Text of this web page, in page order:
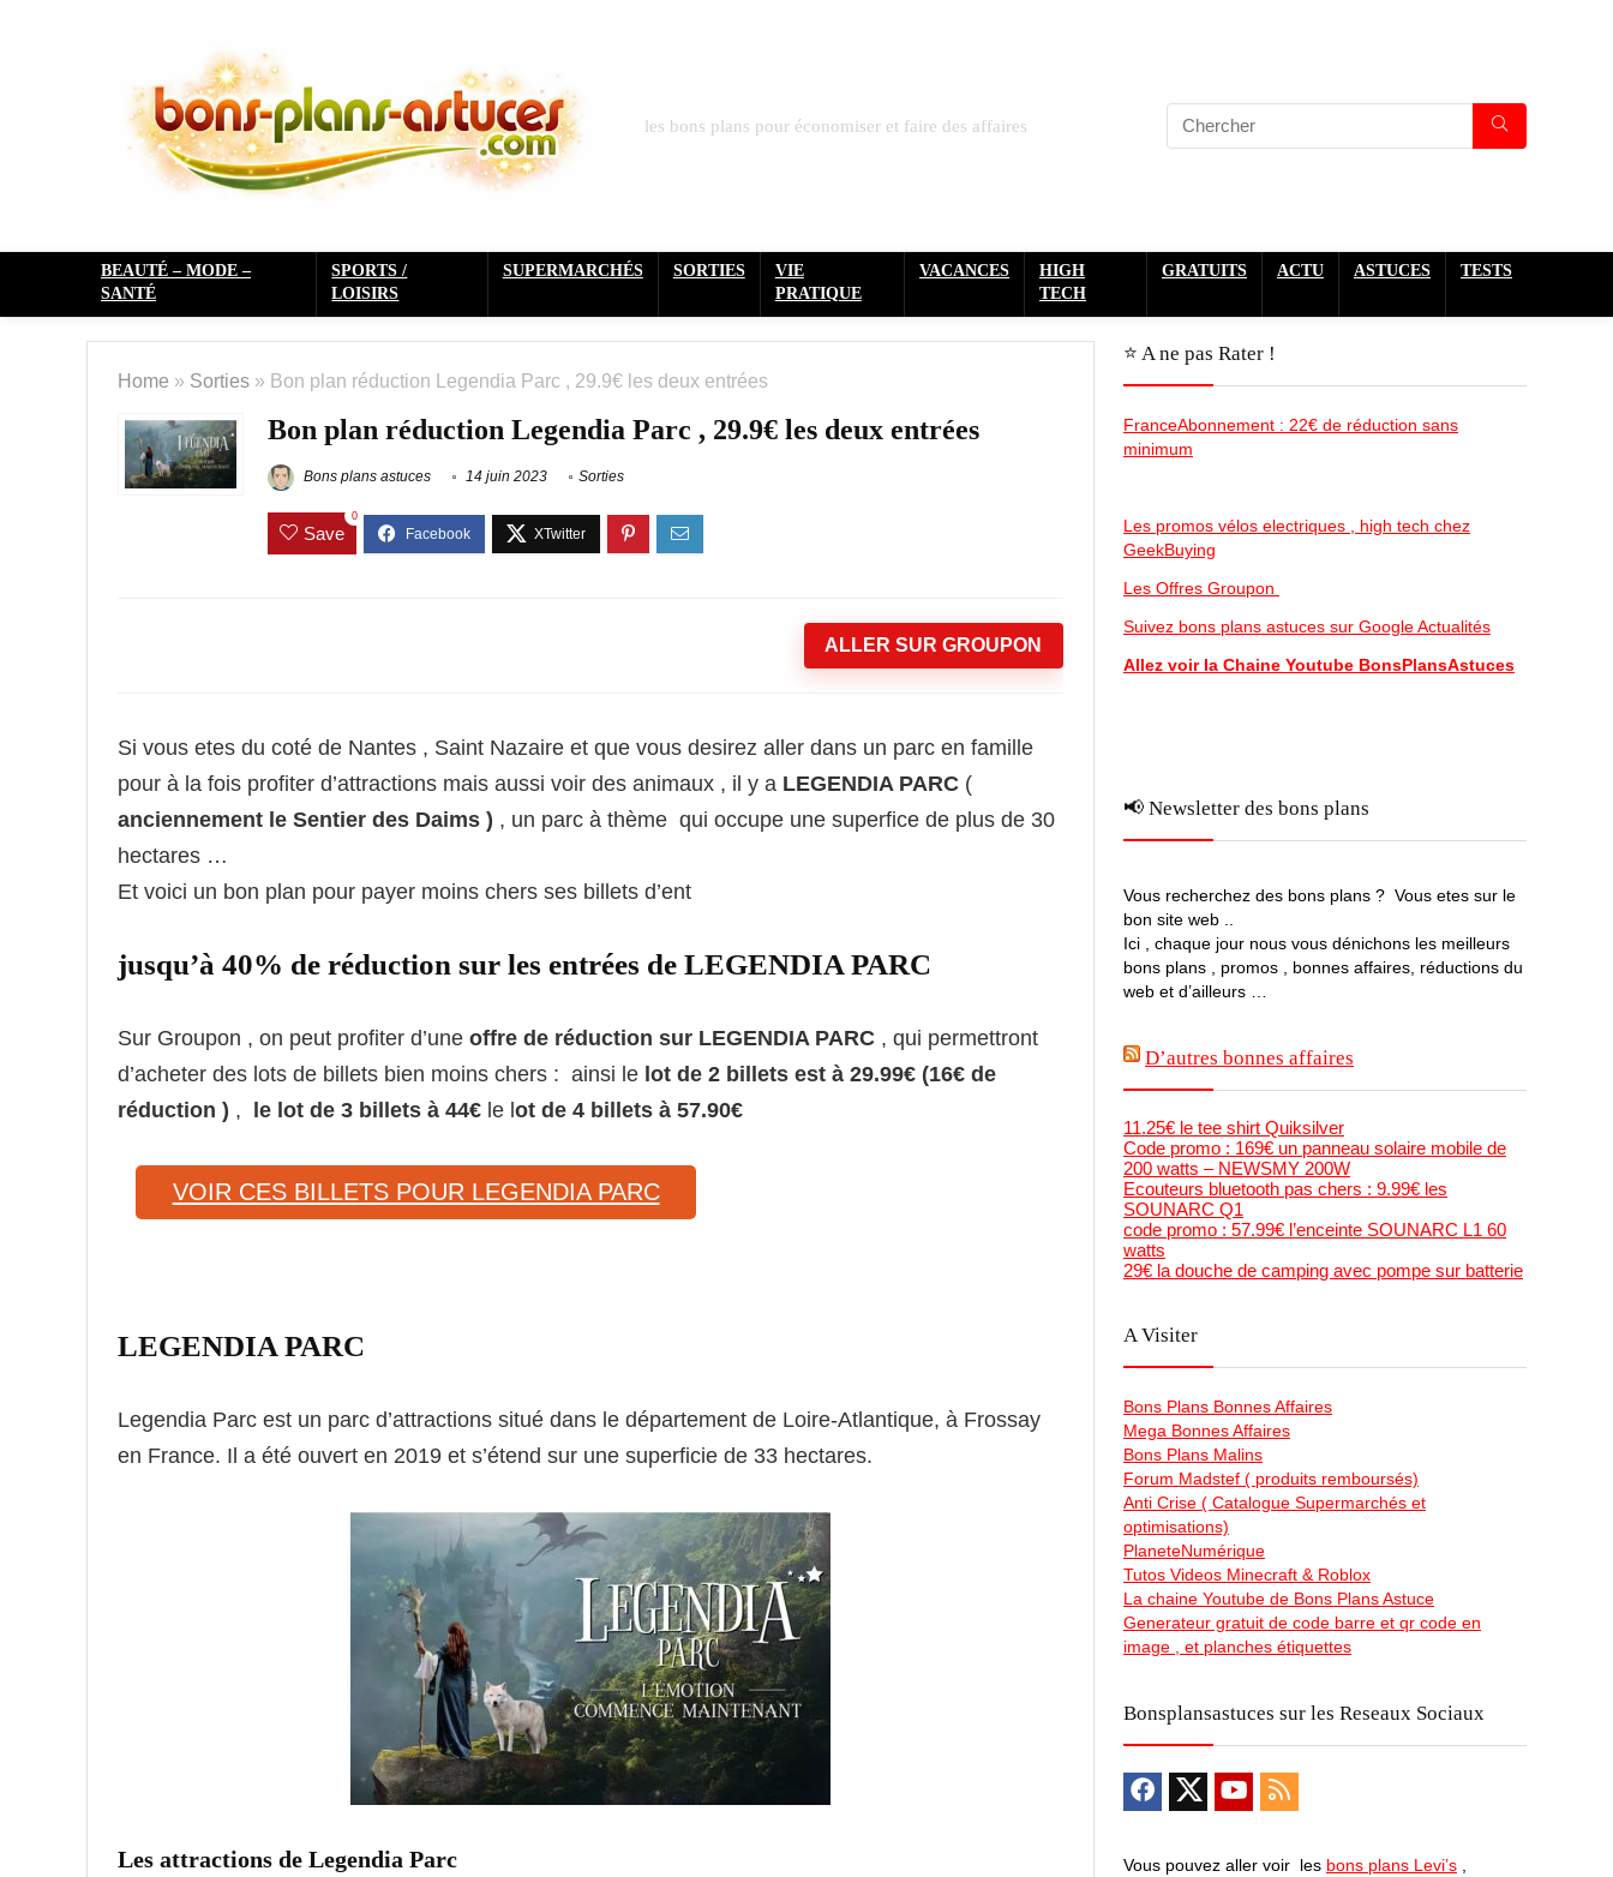
les bons plans pour économiser et faire des affaires
BEAUTÉ – MODE –
SANTÉ
SPORTS /
LOISIRS
SUPERMARCHÉS SORTIES
VIE
PRATIQUE
VACANCES
HIGH
TECH
GRATUITS ACTU ASTUCES TESTS
Home » Sorties » Bon plan réduction Legendia Parc , 29.9€ les deux entrées
Bon plan réduction Legendia Parc , 29.9€ les deux entrées
Bons plans astuces 14 juin 2023 Sorties
Save
0
ALLER SUR GROUPON
Si vous etes du coté de Nantes , Saint Nazaire et que vous desirez aller dans un parc en famille
pour à la fois profiter d’attractions mais aussi voir des animaux , il y a LEGENDIA PARC (
anciennement le Sentier des Daims ) , un parc à thème qui occupe une superfice de plus de 30
hectares …
Et voici un bon plan pour payer moins chers ses billets d’ent
jusqu’à 40% de réduction sur les entrées de LEGENDIA PARC
Sur Groupon , on peut profiter d’une offre de réduction sur LEGENDIA PARC , qui permettront
d’acheter des lots de billets bien moins chers : ainsi le lot de 2 billets est à 29.99€ (16€ de
réduction ) , le lot de 3 billets à 44€ le lot de 4 billets à 57.90€
VOIR CES BILLETS POUR LEGENDIA PARC
LEGENDIA PARC
Legendia Parc est un parc d’attractions situé dans le département de Loire-Atlantique, à Frossay
en France. Il a été ouvert en 2019 et s’étend sur une superficie de 33 hectares.
Les attractions de Legendia Parc
⭐️ A ne pas Rater !
FranceAbonnement : 22€ de réduction sans
minimum
Les promos vélos electriques , high tech chez
GeekBuying
Les Offres Groupon
Suivez bons plans astuces sur Google Actualités
Allez voir la Chaine Youtube BonsPlansAstuces
📢 Newsletter des bons plans
Vous recherchez des bons plans ? Vous etes sur le
bon site web ..
Ici , chaque jour nous vous dénichons les meilleurs
bons plans , promos , bonnes affaires, réductions du
web et d’ailleurs …
D’autres bonnes affaires
11.25€ le tee shirt Quiksilver
Code promo : 169€ un panneau solaire mobile de
200 watts – NEWSMY 200W
Ecouteurs bluetooth pas chers : 9.99€ les
SOUNARC Q1
code promo : 57.99€ l’enceinte SOUNARC L1 60
watts
29€ la douche de camping avec pompe sur batterie
A Visiter
Bons Plans Bonnes Affaires
Mega Bonnes Affaires
Bons Plans Malins
Forum Madstef ( produits remboursés)
Anti Crise ( Catalogue Supermarchés et
optimisations)
PlaneteNumérique
Tutos Videos Minecraft & Roblox
La chaine Youtube de Bons Plans Astuce
Generateur gratuit de code barre et qr code en
image , et planches étiquettes
Bonsplansastuces sur les Reseaux Sociaux
Vous pouvez aller voir les bons plans Levi’s